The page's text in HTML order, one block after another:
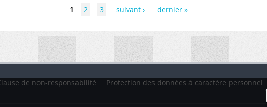
1 2 3 suivant › dernier »
de non-responsabilité Protection des données à caractère personnel